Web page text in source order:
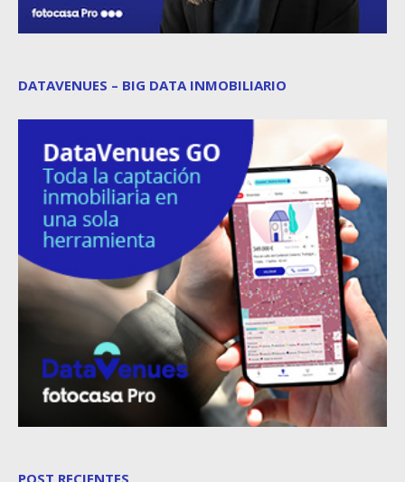
DATAVENUES – BIG DATA INMOBILIARIO